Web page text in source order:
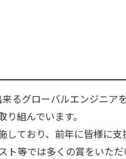
るグローバルエンジニア
組んでいます。
ており、前年に皆様に
等では多くの賞をいただ